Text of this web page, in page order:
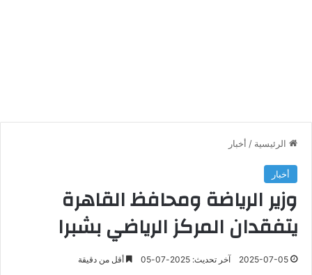
الرئيسية / أخبار
أخبار
وزير الرياضة ومحافظ القاهرة
يتفقدان المركز الرياضي بشبرا
2025-07-05 آخر تحديث: 2025-07-05 أقل من دقيقة